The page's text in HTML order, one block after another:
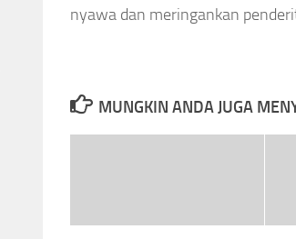
nyawa dan meringankan
MUNGKIN ANDA JUGA